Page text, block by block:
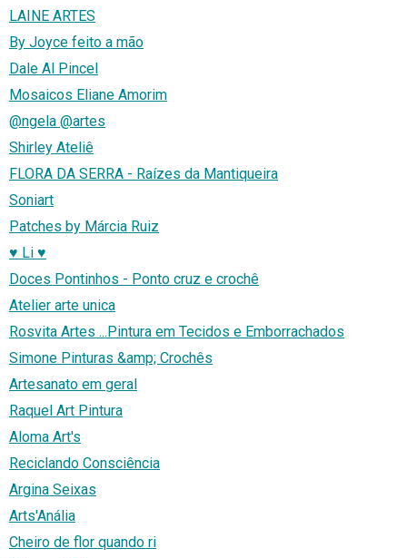
LAINE ARTES
By Joyce feito a mão
Dale Al Pincel
Mosaicos Eliane Amorim
@ngela @artes
Shirley Ateliê
FLORA DA SERRA - Raízes da Mantiqueira
Soniart
Patches by Márcia Ruiz
♥ Li ♥
Doces Pontinhos - Ponto cruz e crochê
Atelier arte unica
Rosvita Artes ...Pintura em Tecidos e Emborrachados
Simone Pinturas &amp; Crochês
Artesanato em geral
Raquel Art Pintura
Aloma Art's
Reciclando Consciência
Argina Seixas
Arts'Anália
Cheiro de flor quando ri